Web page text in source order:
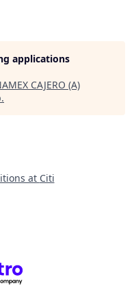
applications
CAJERO (A)
.
at Citi